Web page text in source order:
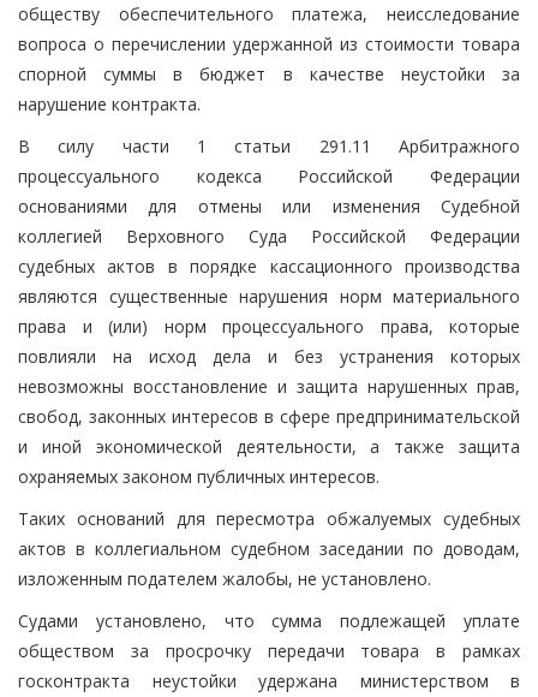
обществу обеспечительного платежа, неисследование
вопроса о перечислении удержанной из стоимости товара
спорной суммы в бюджет в качестве неустойки за
нарушение контракта.
В силу части 1 статьи 291.11 Арбитражного
процессуального кодекса Российской Федерации
основаниями для отмены или изменения Судебной
коллегией Верховного Суда Российской Федерации
судебных актов в порядке кассационного производства
являются существенные нарушения норм материального
права и (или) норм процессуального права, которые
повлияли на исход дела и без устранения которых
невозможны восстановление и защита нарушенных прав,
свобод, законных интересов в сфере предпринимательской
и иной экономической деятельности, а также защита
охраняемых законом публичных интересов.
Таких оснований для пересмотра обжалуемых судебных
актов в коллегиальном судебном заседании по доводам,
изложенным подателем жалобы, не установлено.
Судами установлено, что сумма подлежащей уплате
обществом за просрочку передачи товара в рамках
госконтракта неустойки удержана министерством в